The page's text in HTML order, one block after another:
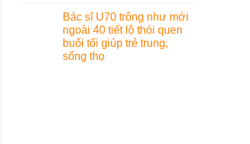
Bác sĩ U70 trông như mới
ngoài 40 tiết lộ thói quen
buổi tối giúp trẻ trung,
sống thọ